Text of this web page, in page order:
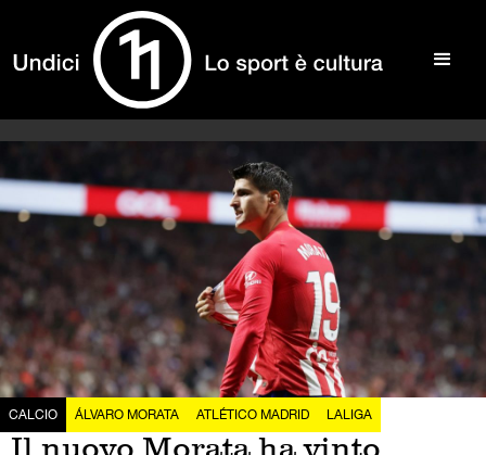
CALCIO ÁLVARO MORATA ATLÉTICO MADRID LALIGA